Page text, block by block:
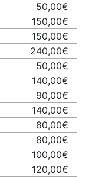
50,00€
150,00€
150,00€
240,00€
50,00€
140,00€
90,00€
140,00€
80,00€
80,00€
100,00€
120,00€